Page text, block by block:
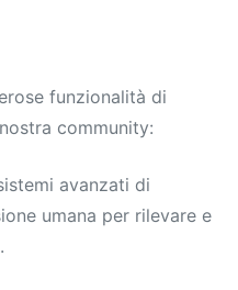
funzionalità di
community:
avanzati di
umana per rilevare e